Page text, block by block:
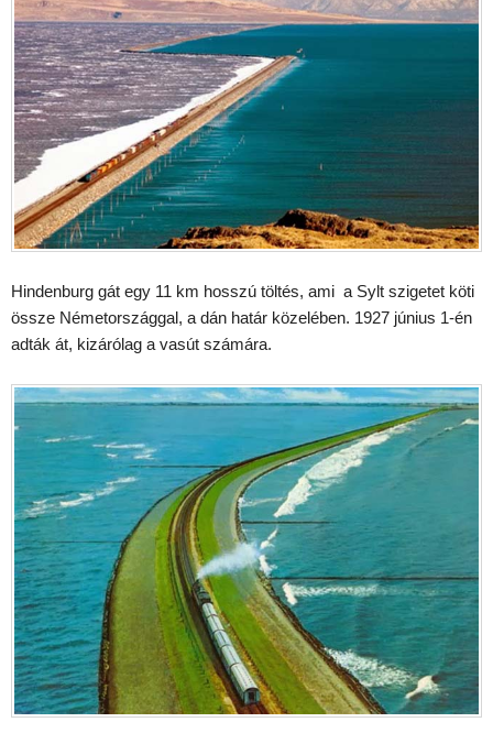
Hindenburg gát egy 11 km hosszú töltés, ami a Sylt szigetet köti
össze Németországgal, a dán határ közelében. 1927 június 1-én
adták át, kizárólag a vasút számára.